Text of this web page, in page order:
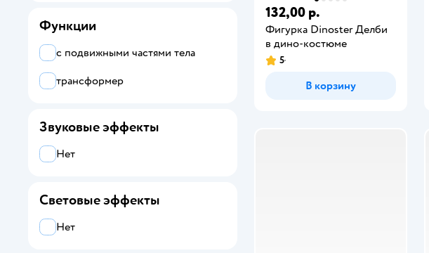
132,00 р.
Фигурка Dinoster Делби
в дино-костюме
5
В корзину
Cicaboom
Collecta
Функции
с подвижными частями тела
трансформер
Звуковые эффекты
Нет
Световые эффекты
Нет